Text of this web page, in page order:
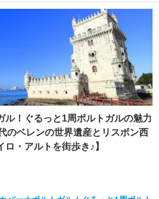
！ぐるっと1周ポルトガルの魅力
のベレンの世界遺産とリスボン西
・アルトを街歩き♪】